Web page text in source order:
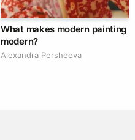
What makes modern painting
modern?
Alexandra Persheeva